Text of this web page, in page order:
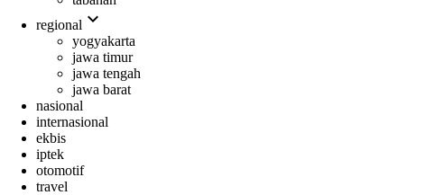
regional expand_more
yogyakarta
jawa timur
jawa tengah
jawa barat
nasional
internasional
ekbis
iptek
otomotif
travel